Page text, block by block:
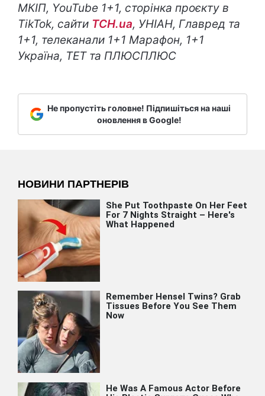
МКІП, YouTube 1+1, сторінка проєкту в
TikTok, сайти ТСН.ua, УНІАН, Главред та
1+1, телеканали 1+1 Марафон, 1+1
Україна, ТЕТ та ПЛЮСПЛЮС
Не пропустіть головне! Підпишіться на наші
оновлення в Google!